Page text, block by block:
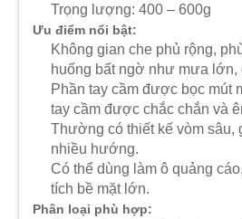
Trọng lượng: 400 – 600g
Ưu điểm nổi bật:
Không gian che phủ rộng,
huống bất ngờ như mưa lớn,
Phần tay cầm được bọc mút
tay cầm được chắc chắn và
Thường có thiết kế vòm sâu,
nhiều hướng.
Có thể dùng làm ô quảng
tích bề mặt lớn.
Phân loại phù hợp: